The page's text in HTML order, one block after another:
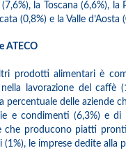
la Toscana (6,6%),
(0,8%) e la Valle d’Aosta
ATECO
prodotti alimentari è
lavorazione del caffè
percentuale delle
e condimenti (6,3%) e
che producono piatti
le imprese dedite